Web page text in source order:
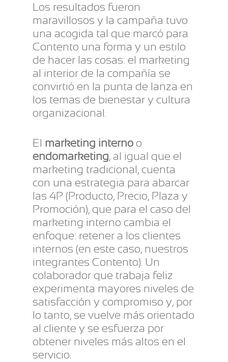
Los resultados fueron
maravillosos y la campaña tuvo
una acogida tal que marcó para
Contento una forma y un estilo
de hacer las cosas: el marketing
al interior de la compañía se
convirtió en la punta de lanza en
los temas de bienestar y cultura
organizacional.
El marketing interno o
endomarketing, al igual que el
marketing tradicional, cuenta
con una estrategia para abarcar
las 4P (Producto, Precio, Plaza y
Promoción), que para el caso del
marketing interno cambia el
enfoque: retener a los clientes
internos (en este caso, nuestros
integrantes Contento). Un
colaborador que trabaja feliz
experimenta mayores niveles de
satisfacción y compromiso y, por
lo tanto, se vuelve más orientado
al cliente y se esfuerza por
obtener niveles más altos en el
servicio.